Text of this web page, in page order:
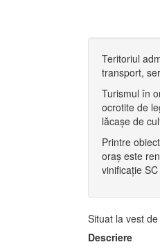
Teritoriul
transport,
Turismul în
ocrotite de
lăcaşe de
Printre
oraş este
vinificaţie
Situat la vest
Descriere